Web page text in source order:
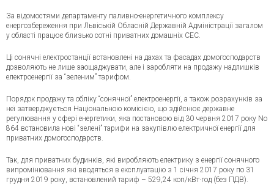
За відомостями департаменту паливно-енергетичного комплексу
енергозбереження при Львіській Обласній Державній Адміністрації загалом
у області працює близько сотні приватних домашніх СЕС.
Ці сонячні електростанції встановлені на дахах та фасадах домогосподарств
дозволяють не лише заощаджувати, але і заробляти на продажу надлишків
електроенергії за “зеленим” тарифом.
Порядок продажу та обліку “сонячної” електроенергії, а також розрахунків за
неї затверджується Національною комісією, що здійснює державне
регулювання у сфері енергетики, яка постановою від 30 червня 2017 року No
864 встановила нові “зелені” тарифи на закупівлю електричної енергії для
приватних домогосподарств.
Так, для приватних будинків, які виробляють електрику з енергії сонячного
випромінювання які вводяться в експлуатацію з 1 січня 2017 року по 31
грудня 2019 року, встановлений тариф – 529,24 коп/кВт·год (без ПДВ).